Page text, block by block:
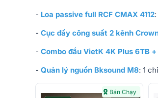
- Loa passive full RCF CMAX 4112
- Cục đẩy công suất 2 kênh
- Combo đầu VietK 4K Plus 6TB
- Quản lý nguồn Bksound M8: 1
Bán Chạy